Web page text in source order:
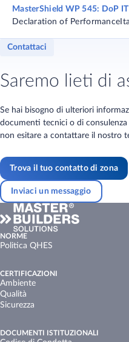
MasterShield WP 545: DoP IT
Declaration of Performance
Contattaci
Saremo lieti di
Se hai bisogno di ulteriori
documenti tecnici o di
non esitare a contattare il nostro
Trova il tuo contatto di zona
Inviaci un messaggio
NORME
Politica QHES
CERTIFICAZIONI
Ambiente
Qualità
Sicurezza
DOCUMENTI ISTITUZIONALI